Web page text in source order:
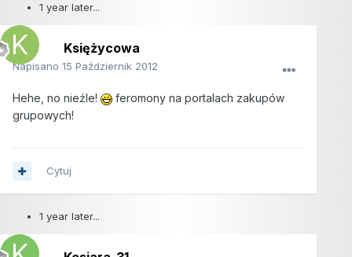
1 year later...
Księżycowa
Napisano 15 Październik 2012
Hehe, no nieźle!
feromony na portalach zakupów
grupowych!
Cytuj
1 year later...